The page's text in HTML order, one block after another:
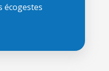
écogestes